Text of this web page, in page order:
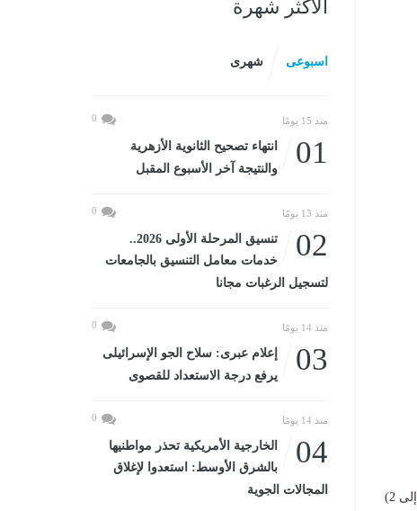
​ارتفاع نسب الرطوبة يزيد من الإحساس بحرارة الطقس عن المتوقع في الظل بقيم تتراوح من (1 إلى 2)
الأكثر شهرة
اسبوعى شهرى
منذ 15 يومًا 0
01
انتهاء تصحيح الثانوية الأزهرية
والنتيجة آخر الأسبوع المقبل
منذ 13 يومًا 0
02
تنسيق المرحلة الأولى 2026..
خدمات معامل التنسيق بالجامعات
لتسجيل الرغبات مجانا
منذ 14 يومًا 0
03
إعلام عبرى: سلاح الجو الإسرائيلى
يرفع درجة الاستعداد للقصوى
منذ 14 يومًا 0
04
الخارجية الأمريكية تحذر مواطنيها
بالشرق الأوسط: استعدوا لإغلاق
المجالات الجوية